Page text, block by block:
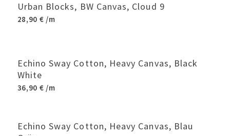
Urban Blocks, BW Canvas, Cloud 9
28,90 € /m
Echino Sway Cotton, Heavy Canvas, Black
White
36,90 € /m
Echino Sway Cotton, Heavy Canvas, Blau